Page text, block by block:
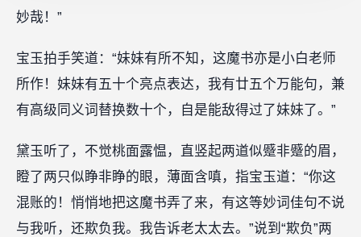
妙哉！”
宝玉拍手笑道：“妹妹有所不知，这魔书亦是小白老师
所作！妹妹有五十个亮点表达，我有廿五个万能句，兼
有高级同义词替换数十个，自是能敌得过了妹妹了。”
黛玉听了，不觉桃面露愠，直竖起两道似蹙非蹙的眉，
瞪了两只似睁非睁的眼，薄面含嗔，指宝玉道：“你这
混账的！悄悄地把这魔书弄了来，有这等妙词佳句不说
与我听，还欺负我。我告诉老太太去。”说到“欺负”两